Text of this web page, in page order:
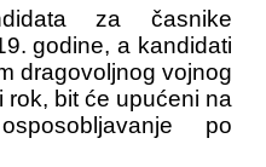
za časnike
godine, a kandidati
dragovoljnog vojnog
rok, bit će upućeni na
po